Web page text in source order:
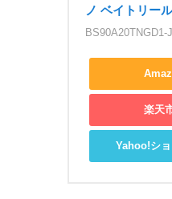
ノ ベイトリー
BS90A20TNGD1-
楽天
Yahoo!シ